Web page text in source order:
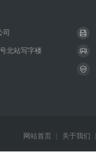
北站写字楼
网站首页 关于我们